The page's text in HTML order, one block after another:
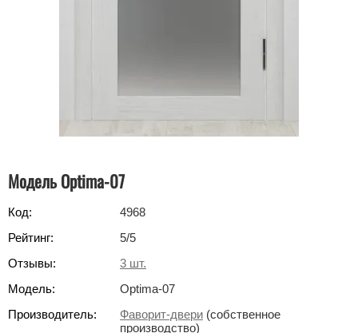
Модель Optima-07
Код:
4968
Рейтинг:
5/5
Отзывы:
3 шт.
Модель:
Optima-07
Производитель:
Фаворит-двери (собственное
производство)